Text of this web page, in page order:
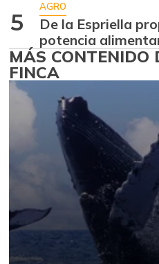
5
AGRO
De la Espriella
potencia
MÁS CONTENIDO
FINCA